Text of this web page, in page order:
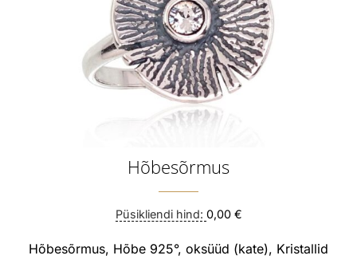
Hõbesõrmus
Püsikliendi hind: 0,00 €
Hõbesõrmus, Hõbe 925°, oksüüd (kate), Kristallid